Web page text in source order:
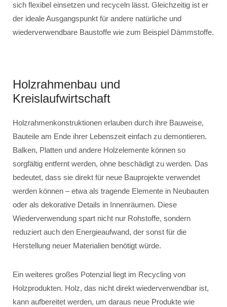
sich flexibel einsetzen und recyceln lässt. Gleichzeitig ist er
der ideale Ausgangspunkt für andere natürliche und
wiederverwendbare Baustoffe wie zum Beispiel Dämmstoffe.
Holzrahmenbau und
Kreislaufwirtschaft
Holzrahmenkonstruktionen erlauben durch ihre Bauweise,
Bauteile am Ende ihrer Lebenszeit einfach zu demontieren.
Balken, Platten und andere Holzelemente können so
sorgfältig entfernt werden, ohne beschädigt zu werden. Das
bedeutet, dass sie direkt für neue Bauprojekte verwendet
werden können – etwa als tragende Elemente in Neubauten
oder als dekorative Details in Innenräumen. Diese
Wiederverwendung spart nicht nur Rohstoffe, sondern
reduziert auch den Energieaufwand, der sonst für die
Herstellung neuer Materialien benötigt würde.
Ein weiteres großes Potenzial liegt im Recycling von
Holzprodukten. Holz, das nicht direkt wiederverwendbar ist,
kann aufbereitet werden, um daraus neue Produkte wie